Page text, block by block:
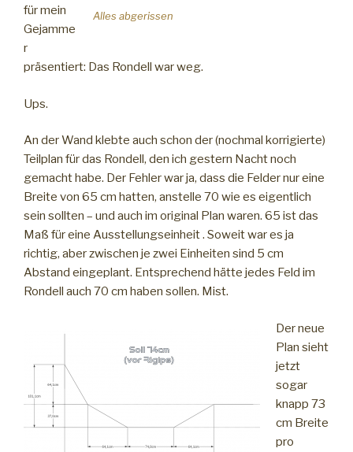
Alles abgerissen
für mein
Gejamme
r
präsentiert: Das Rondell war weg.
Ups.
An der Wand klebte auch schon der (nochmal korrigierte)
Teilplan für das Rondell, den ich gestern Nacht noch
gemacht habe. Der Fehler war ja, dass die Felder nur eine
Breite von 65 cm hatten, anstelle 70 wie es eigentlich
sein sollten – und auch im original Plan waren. 65 ist das
Maß für eine Ausstellungseinheit . Soweit war es ja
richtig, aber zwischen je zwei Einheiten sind 5 cm
Abstand eingeplant. Entsprechend hätte jedes Feld im
Rondell auch 70 cm haben sollen. Mist.
Der neue
Plan sieht
jetzt
sogar
knapp 73
cm Breite
pro